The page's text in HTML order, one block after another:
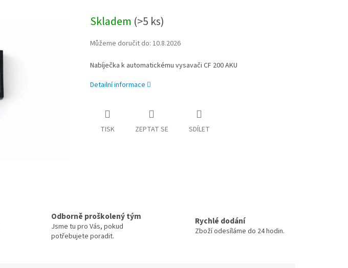
Skladem (>5 ks)
Můžeme doručit do: 10.8.2026
Nabíječka k automatickému vysavači CF 200 AKU
Detailní informace
TISK ZEPTAT SE SDÍLET
Odborně proškolený tým
Jsme tu pro Vás, pokud
potřebujete poradit.
Rychlé dodání
Zboží odesíláme do 24 hodin.